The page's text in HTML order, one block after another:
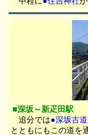
■深坂～新疋田駅
追分では●深坂古
とともにもこの道を